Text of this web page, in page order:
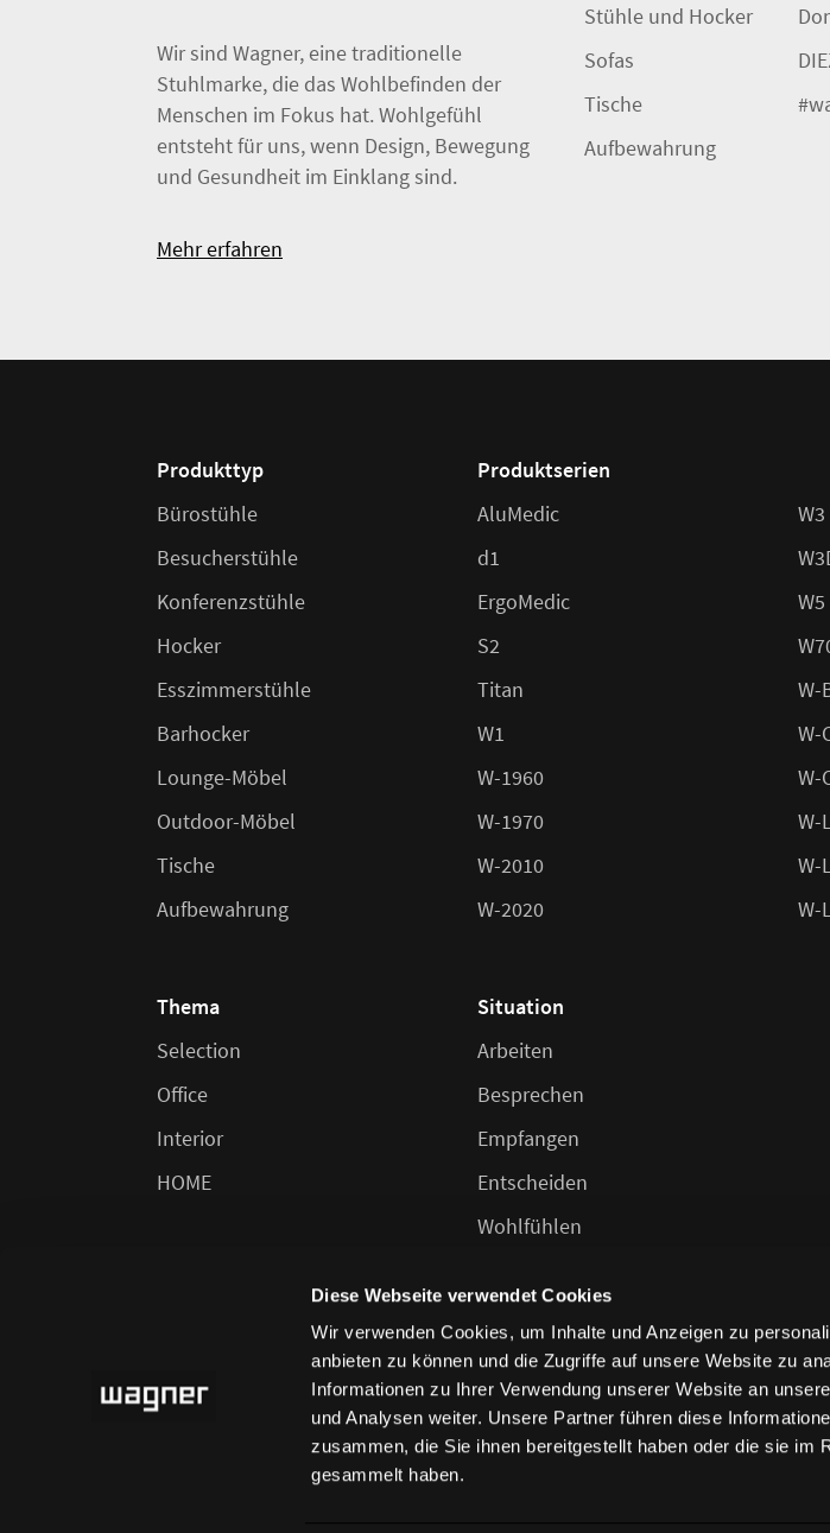
Diese Webseite verwendet Cookies
Wir verwenden Cookies, um Inhalte und Anzeigen zu
anbieten zu können und die Zugriffe auf unsere Website zu
Informationen zu Ihrer Verwendung unserer Website an
und Analysen weiter. Unsere Partner führen diese
zusammen, die Sie ihnen bereitgestellt haben oder die sie im
gesammelt haben.
Wir sind Wagner, eine traditionelle
Stuhlmarke, die das Wohlbefinden der
Menschen im Fokus hat. Wohlgefühl
entsteht für uns, wenn Design, Bewegung
und Gesundheit im Einklang sind.
Mehr erfahren
Stühle und Hocker
Sofas
Tische
Aufbewahrung
Produkttyp
Bürostühle
Besucherstühle
Konferenzstühle
Hocker
Esszimmerstühle
Barhocker
Lounge-Möbel
Outdoor-Möbel
Tische
Aufbewahrung
Produktserien
AluMedic
d1
ErgoMedic
S2
Titan
W1
W-1960
W-1970
W-2010
W-2020
W3
W5
W-
W-
W-
W-
W-
W-
Thema
Selection
Office
Interior
HOME
Situation
Arbeiten
Besprechen
Empfangen
Entscheiden
Wohlfühlen